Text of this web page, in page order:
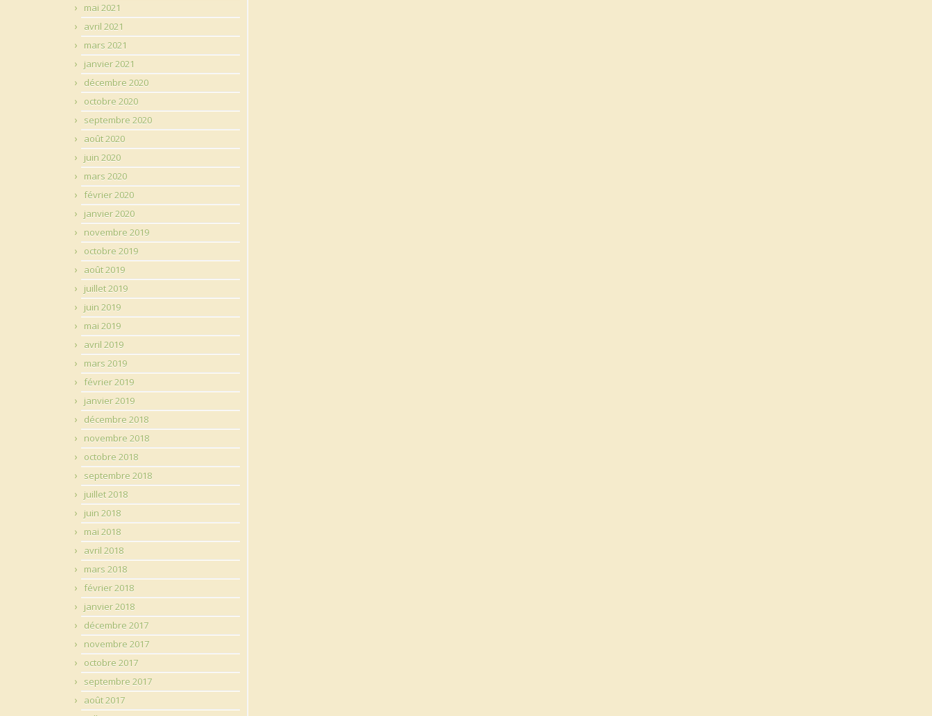
mai 2021
avril 2021
mars 2021
janvier 2021
décembre 2020
octobre 2020
septembre 2020
août 2020
juin 2020
mars 2020
février 2020
janvier 2020
novembre 2019
octobre 2019
août 2019
juillet 2019
juin 2019
mai 2019
avril 2019
mars 2019
février 2019
janvier 2019
décembre 2018
novembre 2018
octobre 2018
septembre 2018
juillet 2018
juin 2018
mai 2018
avril 2018
mars 2018
février 2018
janvier 2018
décembre 2017
novembre 2017
octobre 2017
septembre 2017
août 2017